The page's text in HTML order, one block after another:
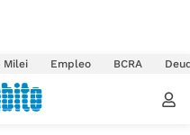
Milei Empleo BCRA